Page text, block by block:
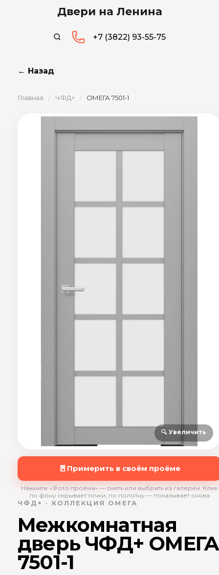
Двери на Ленина
+7 (3822) 93-55-75
← Назад
Главная / ЧФД+ / ОМЕГА 7501-1
🔍 Увеличить
🚪 Примерить в своём проёме
Нажмите «Фото проёма» — снять или выбрать из галереи. Клик
по фону скрывает точки, по полотну — показывает снова
ЧФД+ · КОЛЛЕКЦИЯ ОМЕГА
Межкомнатная
дверь ЧФД+ ОМЕГА
7501-1